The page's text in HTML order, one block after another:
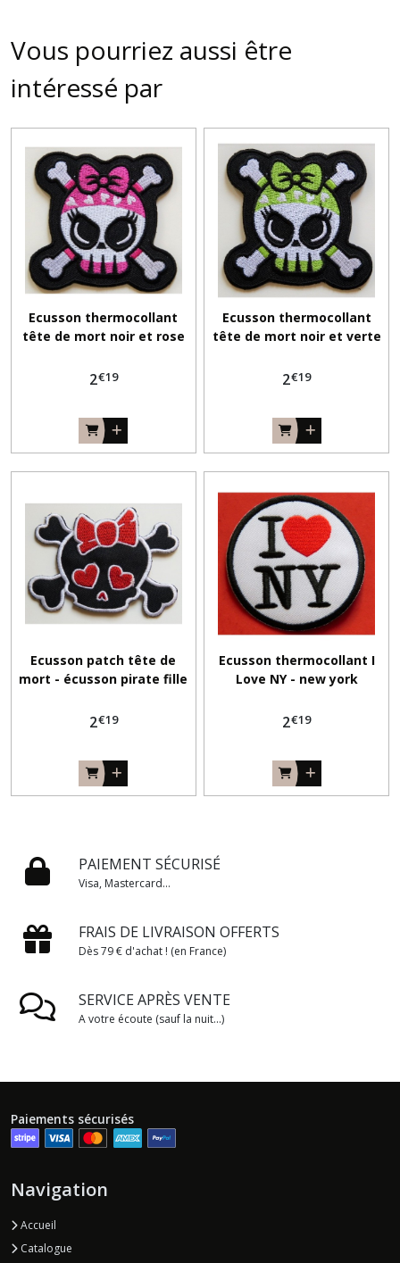
Vous pourriez aussi être
intéressé par
Ecusson thermocollant
tête de mort noir et rose
2€19
Ecusson thermocollant
tête de mort noir et verte
2€19
Ecusson patch tête de
mort - écusson pirate fille
2€19
Ecusson thermocollant I
Love NY - new york
2€19
PAIEMENT SÉCURISÉ
Visa, Mastercard...
FRAIS DE LIVRAISON OFFERTS
Dès 79 € d'achat ! (en France)
SERVICE APRÈS VENTE
A votre écoute (sauf la nuit...)
Paiements sécurisés
Navigation
Accueil
Catalogue